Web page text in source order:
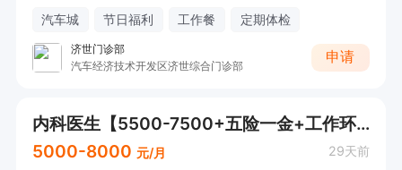
汽车城 节日福利 工作餐 定期体检
济世门诊部
汽车经济技术开发区济世综合门诊部
申请
内科医生【5500-7500+五险一金+工作环境好】
5000-8000 元/月 29天前